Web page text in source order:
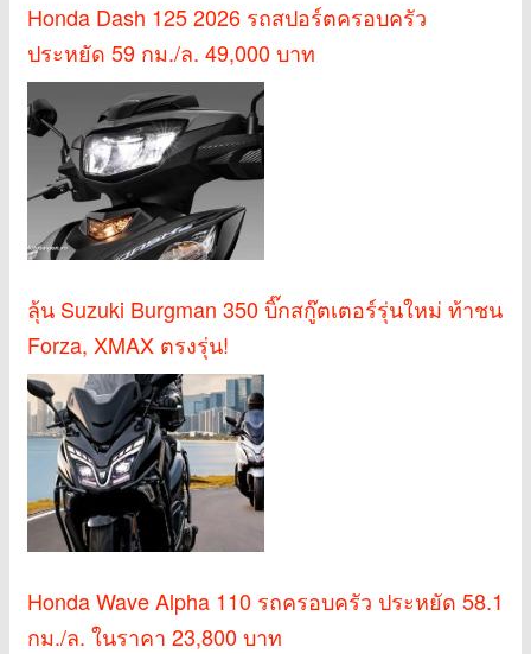
Honda Dash 125 2026 รถสปอร์ตครอบครัว
ประหยัด 59 กม./ล. 49,000 บาท
ลุ้น Suzuki Burgman 350 บิ๊กสกู๊ตเตอร์รุ่นใหม่ ท้าชน
Forza, XMAX ตรงรุ่น!
Honda Wave Alpha 110 รถครอบครัว ประหยัด 58.1
กม./ล. ในราคา 23,800 บาท